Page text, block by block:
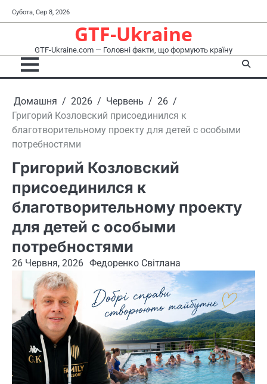
Перейти
до
Субота, Сер 8, 2026
GTF-Ukraine
GTF-Ukraine.com — Головні факти, що формують країну
Домашня 2026 Червень
26
Григорий Козловский присоединился к
благотворительному проекту для детей с особыми
потребностями
Григорий Козловский
присоединился к
благотворительному проекту
для детей с особыми
потребностями
26 Червня, 2026 Федоренко Світлана